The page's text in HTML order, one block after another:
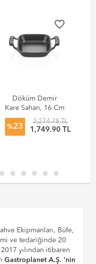
favorite_border
Döküm Demir
Kare Sahan, 16 Cm
%23
2,274.78 TL
1,749.90 TL
Ekipmanları, Büfe,
ve tedariğinde 20
yılından itibaren
Gastroplanet A.Ş. 'nin